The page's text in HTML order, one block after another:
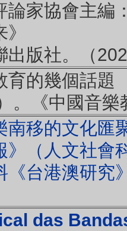
論家協會主編
出版社。（
育的幾個話題
。《中國音樂
南移的文化
》（人文社
《台港澳研
das